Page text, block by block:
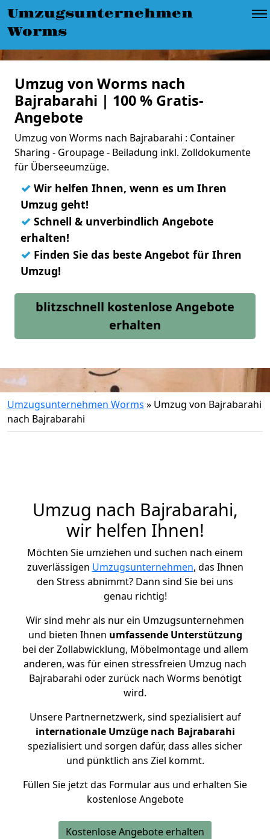
Umzugsunternehmen
Worms
Umzug von Worms nach
Bajrabarahi | 100 % Gratis-
Angebote
Umzug von Worms nach Bajrabarahi : Container
Sharing - Groupage - Beiladung inkl. Zolldokumente
für Überseeumzüge.
✓ Wir helfen Ihnen, wenn es um Ihren
Umzug geht!
✓ Schnell & unverbindlich Angebote
erhalten!
✓ Finden Sie das beste Angebot für Ihren
Umzug!
blitzschnell kostenlose Angebote
erhalten
Umzugsunternehmen Worms » Umzug von Bajrabarahi
nach Bajrabarahi
Umzug nach Bajrabarahi,
wir helfen Ihnen!
Möchten Sie umziehen und suchen nach einem
zuverlässigen Umzugsunternehmen, das Ihnen
den Stress abnimmt? Dann sind Sie bei uns
genau richtig!
Wir sind mehr als nur ein Umzugsunternehmen
und bieten Ihnen umfassende Unterstützung
bei der Zollabwicklung, Möbelmontage und allem
anderen, was für einen stressfreien Umzug nach
Bajrabarahi oder zurück nach Worms benötigt
wird.
Unsere Partnernetzwerk, sind spezialisiert auf
internationale Umzüge nach Bajrabarahi
spezialisiert und sorgen dafür, dass alles sicher
und pünktlich ans Ziel kommt.
Füllen Sie jetzt das Formular aus und erhalten Sie
kostenlose Angebote
Kostenlose Angebote erhalten